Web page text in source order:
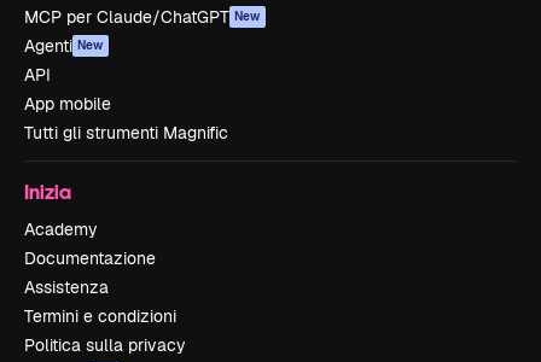
MCP per Claude/ChatGPT New
Agenti New
API
App mobile
Tutti gli strumenti Magnific
Inizia
Academy
Documentazione
Assistenza
Termini e condizioni
Politica sulla privacy